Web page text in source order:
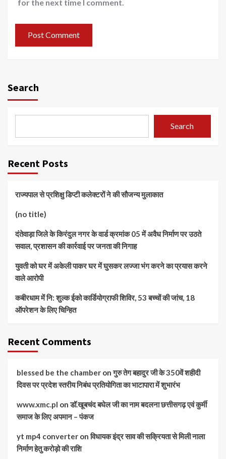
for the next time I comment.
Search
Search
Recent Posts
राज्यपाल से प्रशिक्षु डिप्टी कलेक्टरों ने की सौजन्य मुलाकात
(no title)
दंतेवाड़ा जिले के किरंदुल नगर के वार्ड क्रमांक 05 में अवैध निर्माण पर उठते
सवाल, प्रशासन की कार्रवाई पर जनता की निगाह
युवती को घर में अकेली पाकर घर में घुसकर लज्जा भंग करने का प्रयास करने
वाले आरोपी
कबीरधाम में नि: शुल्क ईको कार्डियोग्राफी शिविर, 53 बच्चों की जांच, 18
ऑपरेशन के लिए चिन्हित
Recent Comments
blessed be the chamber onगुरु तेग बहादुर जी के 350वें शहीदी
दिवस पर प्रदेश स्तरीय निबंध प्रतियोगिता का भाटापारा में शुभारंभ
www.xmc.pl onडॉ.खूबचंद बघेल जी का नाम बदलना छत्तीसगढ़ एवं कुर्मी
समाज के लिए अपमान – पंकज
yt mp4 converter onविधायक इंद्र साव की सक्रियता से मिली नाला
निर्माण हेतु करोड़ो की राशि